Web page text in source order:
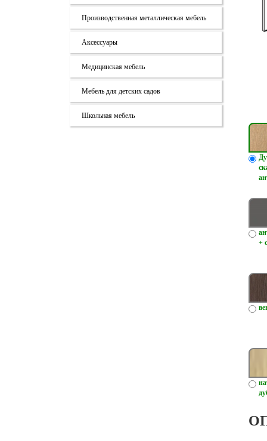
Производственная металлическая мебель
Аксессуары
Медицинская мебель
Мебель для детских садов
Школьная мебель
+